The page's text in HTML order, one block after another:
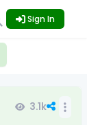
Sign In
3.1k